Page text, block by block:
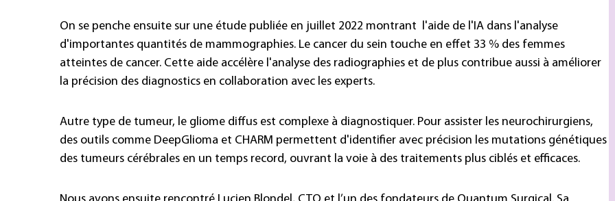
On se penche ensuite sur une étude publiée en juillet 2022 montrant l'aide de l'IA dans l'analyse
d'importantes quantités de mammographies. Le cancer du sein touche en effet 33 % des femmes
atteintes de cancer. Cette aide accélère l'analyse des radiographies et de plus contribue aussi à améliorer
la précision des diagnostics en collaboration avec les experts.
Autre type de tumeur, le gliome diffus est complexe à diagnostiquer. Pour assister les neurochirurgiens,
des outils comme DeepGlioma et CHARM permettent d'identifier avec précision les mutations génétiques
des tumeurs cérébrales en un temps record, ouvrant la voie à des traitements plus ciblés et efficaces.